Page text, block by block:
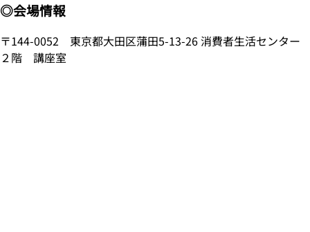
◎会場情報
〒144-0052 東京都大田区蒲田5-13-26 消費者生活センター
２階 講座室